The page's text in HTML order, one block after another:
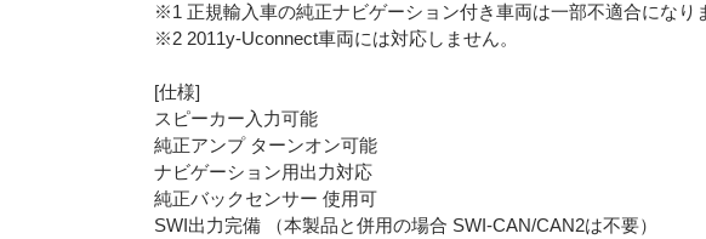
※1 正規輸入車の純正ナビゲーション付き車両は一部不適合になり
※2 2011y-Uconnect車両には対応しません。
[仕様]
スピーカー入力可能
純正アンプ ターンオン可能
ナビゲーション用出力対応
純正バックセンサー 使用可
SWI出力完備 （本製品と併用の場合 SWI-CAN/CAN2は不要）